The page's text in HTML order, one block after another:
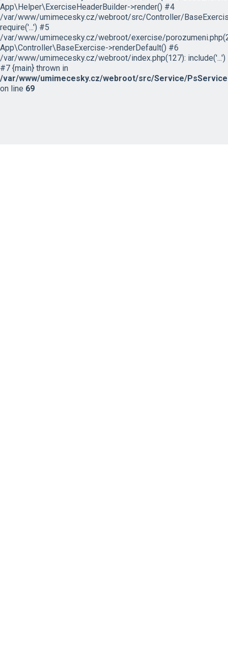
App\Helper\ExerciseHeaderBuilder->render() #4
/var/www/umimecesky.cz/webroot/src/Controller/
require('...') #5
/var/www/umimecesky.cz/webroot/exercise/
App\Controller\BaseExercise->renderDefault() #6
/var/www/umimecesky.cz/webroot/index.php(127): include('...')
#7 {main} thrown in
/var/www/umimecesky.cz/webroot/src/Service/
on line 69